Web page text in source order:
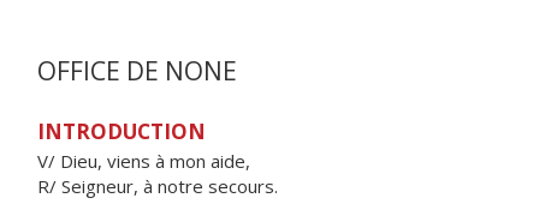
OFFICE DE NONE
INTRODUCTION
V/ Dieu, viens à mon aide,
R/ Seigneur, à notre secours.